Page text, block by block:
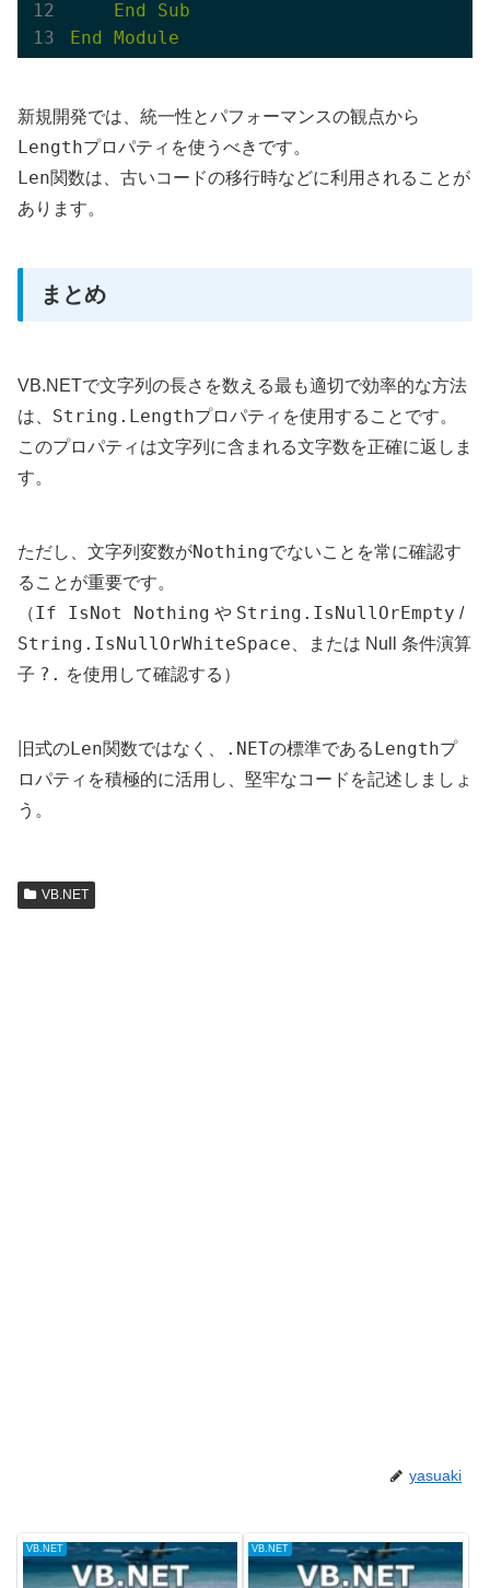
End
Sub
End
Module
新規開発では、統一性とパフォーマンスの観点から
Lengthプロパティを使うべきです。
Len関数は、古いコードの移行時などに利用されることが
あります。
まとめ
VB.NETで文字列の長さを数える最も適切で効率的な方法
は、 String.Lengthプロパティを使用することです。
このプロパティは文字列に含まれる文字数を正確に返しま
す。
ただし、文字列変数がNothingでないことを常に確認す
ることが重要です。
（If IsNot Nothing や String.IsNullOrEmpty /
String.IsNullOrWhiteSpace 、または Null 条件演算
子 ?. を使用して確認する）
旧式のLen関数ではなく、 .NETの標準であるLengthプ
ロパティを積極的に活用し、堅牢なコードを記述しましょ
う。
VB.NET
yasuaki
VB.NET VB.NET